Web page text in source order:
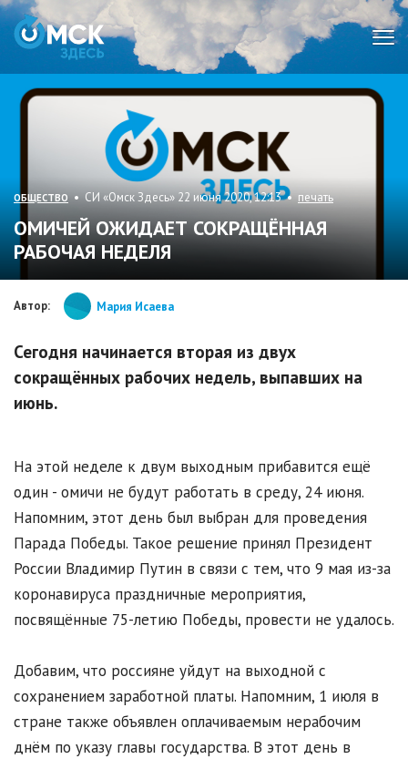
ОБЩЕСТВО • СИ «Омск Здесь» 22 июня 2020, 12:13 • печать
ОМИЧЕЙ ОЖИДАЕТ СОКРАЩЁННАЯ
РАБОЧАЯ НЕДЕЛЯ
Автор: Мария Исаева
Сегодня начинается вторая из двух
сокращённых рабочих недель, выпавших на
июнь.
На этой неделе к двум выходным прибавится ещё
один - омичи не будут работать в среду, 24 июня.
Напомним, этот день был выбран для проведения
Парада Победы. Такое решение принял Президент
России Владимир Путин в связи с тем, что 9 мая из-за
коронавируса праздничные мероприятия,
посвящённые 75-летию Победы, провести не удалось.
Добавим, что россияне уйдут на выходной с
сохранением заработной платы. Напомним, 1 июля в
стране также объявлен оплачиваемым нерабочим
днём по указу главы государства. В этот день в